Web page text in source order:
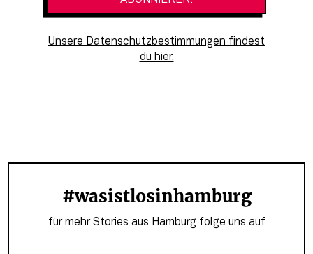
Unsere Datenschutzbestimmungen findest
du hier.
#wasistlosinhamburg
für mehr Stories aus Hamburg folge uns auf